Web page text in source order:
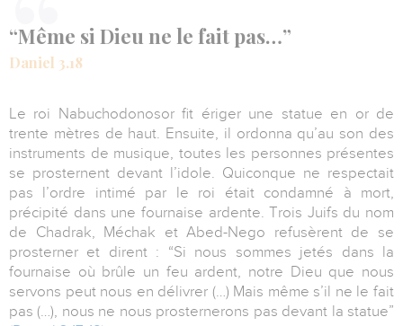
“Même si Dieu ne le fait pas…”
Daniel 3.18
Le roi Nabuchodonosor fit ériger une statue en or de
trente mètres de haut. Ensuite, il ordonna qu’au son des
instruments de musique, toutes les personnes présentes
se prosternent devant l’idole. Quiconque ne respectait
pas l’ordre intimé par le roi était condamné à mort,
précipité dans une fournaise ardente. Trois Juifs du nom
de Chadrak, Méchak et Abed-Nego refusèrent de se
prosterner et dirent : “Si nous sommes jetés dans la
fournaise où brûle un feu ardent, notre Dieu que nous
servons peut nous en délivrer (…) Mais même s’il ne le fait
pas (…), nous ne nous prosternerons pas devant la statue”